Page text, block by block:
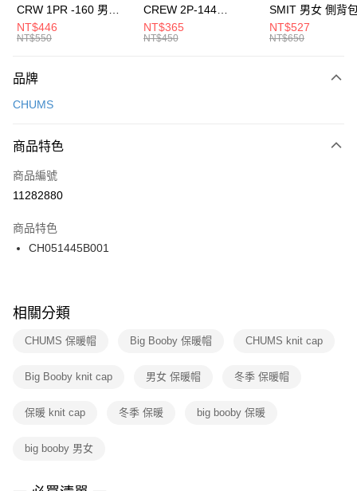
元大商業銀行
台灣樂天信用卡公司
全盈+PAY
AFTEE先享後付
【關於「AFTEE先享後付」】
便利好安心！
３．安心：先確認商品／服務後，再付款。
【「AFTEE先享後付」結帳流程】
１．於結帳方式選擇「AFTEE先享後付」後，將跳轉至「AFTEE先享後付」
２．訂單成立數日內，您將收到繳費通知簡訊。
３．收到繳費通知簡訊後14天內，點擊此簡訊中的連結，可透過四大超商／
ATM／網路銀行／等多元方式進行付款，方視為交易完成。
※ 交易是否成功請以「AFTEE先享後付 」之結帳頁面顯示為準，若有關於
是否繳費成功／繳費後需取消欲退款等相關疑問，請聯繫「AFTEE先享後付
客戶支援中心」https://netprotections.freshdesk.com/support/home
１．透過由恩沛科技股份有限公司提供之「AFTEE先享後付」服務完成之交
權轉讓予恩沛科技股份有限公司。
３．未成年的使用者請事先徵得法定代理人或監護人之同意方可使用
運送方式
每筆NT$100，滿NT$1,500(含以上)免運費
宅配
每筆NT$100，滿NT$1,500(含以上)免運費
付款後門市自取
每筆NT$100，滿NT$1,500(含以上)免運費
CRW 1PR -160 男女
中統襪 FZ3393100
NT$446
NT$550
CREW 2P-144
EMBRDY 男女 短統襪
FZ3073133
NT$365
NT$450
SMIT 男女 側背
BA5871010
NT$527
NT$650
品牌
CHUMS
商品特色
商品編號
11282880
商品特色
CH051445B001
相關分類
CHUMS 保暖帽 Big Booby 保暖帽 CHUMS knit cap
Big Booby knit cap 男女 保暖帽 冬季 保暖帽
保暖 knit cap 冬季 保暖 big booby 保暖
big booby 男女